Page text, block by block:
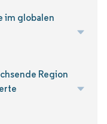
im globalen
Region